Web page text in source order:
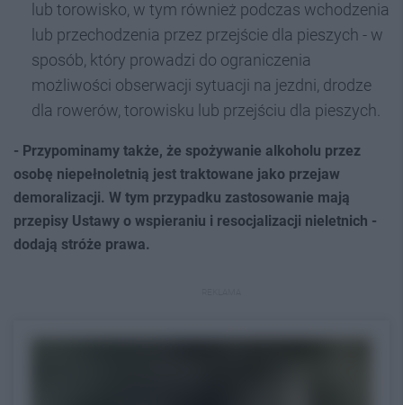
lub torowisko, w tym również podczas wchodzenia
lub przechodzenia przez przejście dla pieszych - w
sposób, który prowadzi do ograniczenia
możliwości obserwacji sytuacji na jezdni, drodze
dla rowerów, torowisku lub przejściu dla pieszych.
- Przypominamy także, że spożywanie alkoholu przez
osobę niepełnoletnią jest traktowane jako przejaw
demoralizacji. W tym przypadku zastosowanie mają
przepisy Ustawy o wspieraniu i resocjalizacji nieletnich -
dodają stróże prawa.